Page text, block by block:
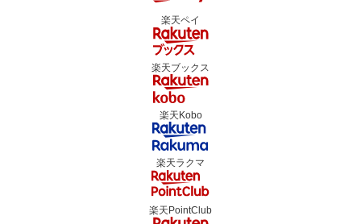
楽天ペイ
楽天ブックス
楽天Kobo
楽天ラクマ
楽天PointClub